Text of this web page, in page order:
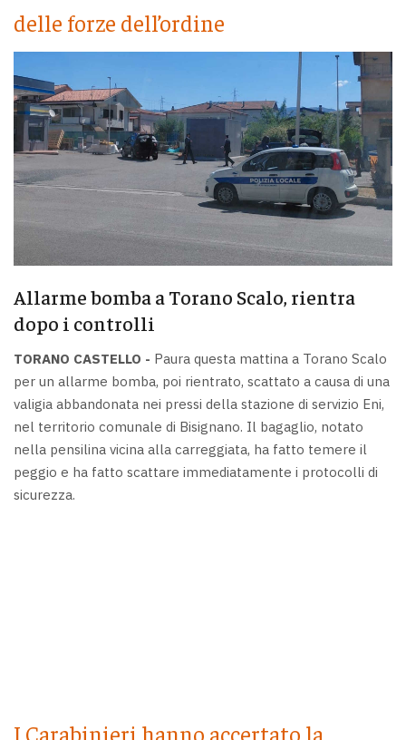
delle forze dell’ordine
Allarme bomba a Torano Scalo, rientra
dopo i controlli
TORANO CASTELLO - Paura questa mattina a Torano Scalo
per un allarme bomba, poi rientrato, scattato a causa di una
valigia abbandonata nei pressi della stazione di servizio Eni,
nel territorio comunale di Bisignano. Il bagaglio, notato
nella pensilina vicina alla carreggiata, ha fatto temere il
peggio e ha fatto scattare immediatamente i protocolli di
sicurezza.
I Carabinieri hanno accertato la